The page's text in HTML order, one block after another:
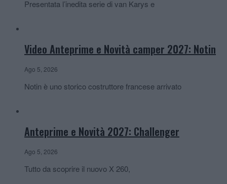
Presentata l’inedita serie di van Karys e
Video Anteprime e Novità camper 2027: Notin
Ago 5, 2026
Notin è uno storico costruttore francese arrivato
Anteprime e Novità 2027: Challenger
Ago 5, 2026
Tutto da scoprire il nuovo X 260,